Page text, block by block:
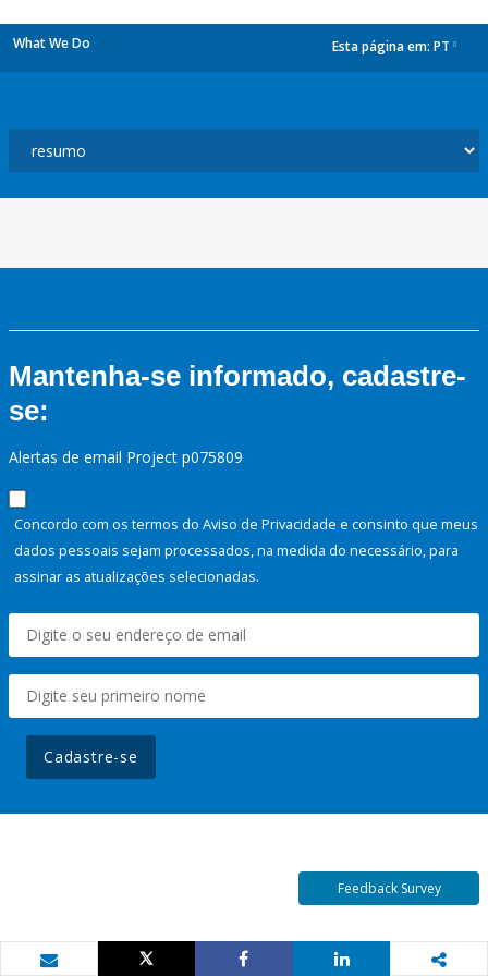
What We Do Esta página em: PT
Mantenha-se informado, cadastre-
se:
Alertas de email Project p075809
Concordo com os termos do Aviso de Privacidade e consinto que meus
dados pessoais sejam processados, na medida do necessário, para
assinar as atualizações selecionadas.
Cadastre-se
Feedback Survey